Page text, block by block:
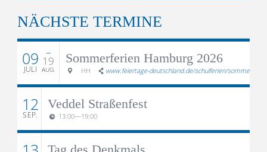
NÄCHSTE TERMINE
09
JULI
–
19
AUG.
Sommerferien Hamburg 2026
HH www.feiertage-deutschland.de/schulferien/
12
SEP.
Veddel Straßenfest
13:00—19:00